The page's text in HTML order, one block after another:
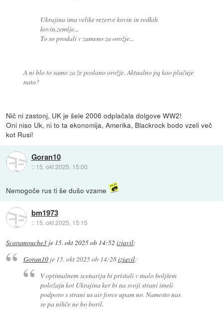
Ukrajina ima velike rezerve kovin in redkih
kovin,zemlje...
To so prodali v zameno za orožje...
A ni blo to samo za že poslano orožje. Aktualno pq kao plačuje
nato?
Nič ni zastonj, UK je šele 2006 odplačala dolgove WW2!
Oni niso Uk, ni to ta ekonomija, Amerika, Blackrock bodo vzeli več
kot Rusi!
Goran10
:: 15. okt 2025, 15:00
Nemogoče rus ti še dušo vzame
bm1973
:: 15. okt 2025, 15:15
Scaramouche3 je 15. okt 2025 ob 14:52 izjavil:
Goran10je 15. okt 2025 ob 14:28izjavil:
V optimalnem scenariju bi pristali v malo boljšem
položaju kot Ukrajina ker bi na svoji strani imeli
podporo s strani us air force upam no. Namesto nas
se pa nihče ne bo boril.